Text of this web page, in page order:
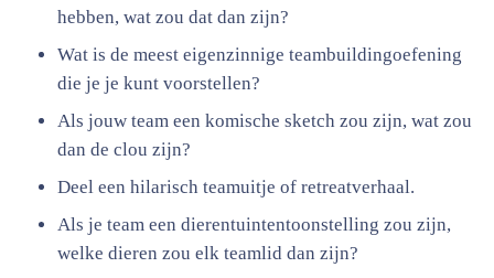
hebben, wat zou dat dan zijn?
Wat is de meest eigenzinnige teambuildingoefening
die je je kunt voorstellen?
Als jouw team een komische sketch zou zijn, wat zou
dan de clou zijn?
Deel een hilarisch teamuitje of retreatverhaal.
Als je team een dierentuintentoonstelling zou zijn,
welke dieren zou elk teamlid dan zijn?